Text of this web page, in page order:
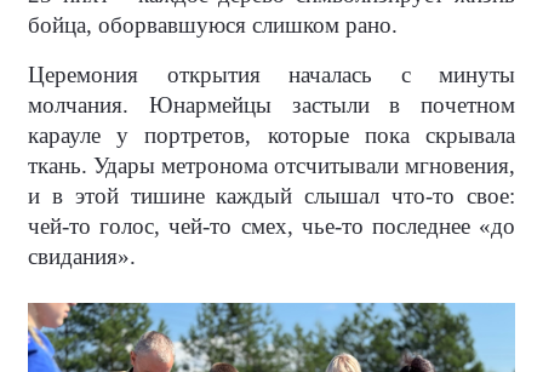
бойца, оборвавшуюся слишком рано.
Церемония открытия началась с минуты
молчания. Юнармейцы застыли в почетном
карауле у портретов, которые пока скрывала
ткань. Удары метронома отсчитывали мгновения,
и в этой тишине каждый слышал что-то свое:
чей-то голос, чей-то смех, чье-то последнее «до
свидания».